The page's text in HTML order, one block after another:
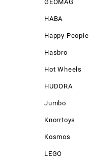
GEOMAG
HABA
Happy People
Hasbro
Hot Wheels
HUDORA
Jumbo
Knorrtoys
Kosmos
LEGO